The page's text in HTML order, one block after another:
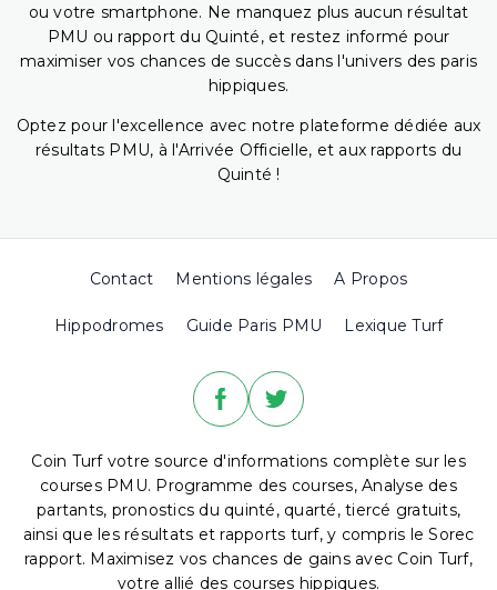
ou votre smartphone. Ne manquez plus aucun résultat
PMU ou rapport du Quinté, et restez informé pour
maximiser vos chances de succès dans l'univers des paris
hippiques.
Optez pour l'excellence avec notre plateforme dédiée aux
résultats PMU, à l'Arrivée Officielle, et aux rapports du
Quinté !
Contact Mentions légales A Propos
Hippodromes Guide Paris PMU Lexique Turf
Coin Turf votre source d'informations complète sur les
courses PMU. Programme des courses, Analyse des
partants, pronostics du quinté, quarté, tiercé gratuits,
ainsi que les résultats et rapports turf, y compris le Sorec
rapport. Maximisez vos chances de gains avec Coin Turf,
votre allié des courses hippiques.